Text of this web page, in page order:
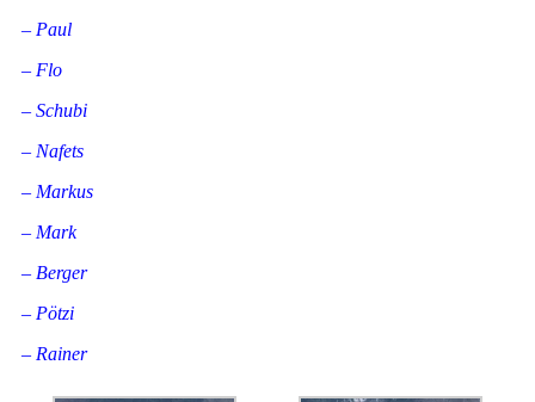
– Paul
– Flo
– Schubi
– Nafets
– Markus
– Mark
– Berger
– Pötzi
– Rainer